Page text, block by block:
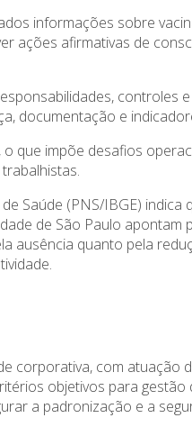
informações sobre
ações afirmativas de
controles e
documentação e
que impõe desafios
Saúde (PNS/IBGE) indica
de São Paulo apontam
ausência quanto pela
corporativa, com atuação
objetivos para gestão
a padronização e a